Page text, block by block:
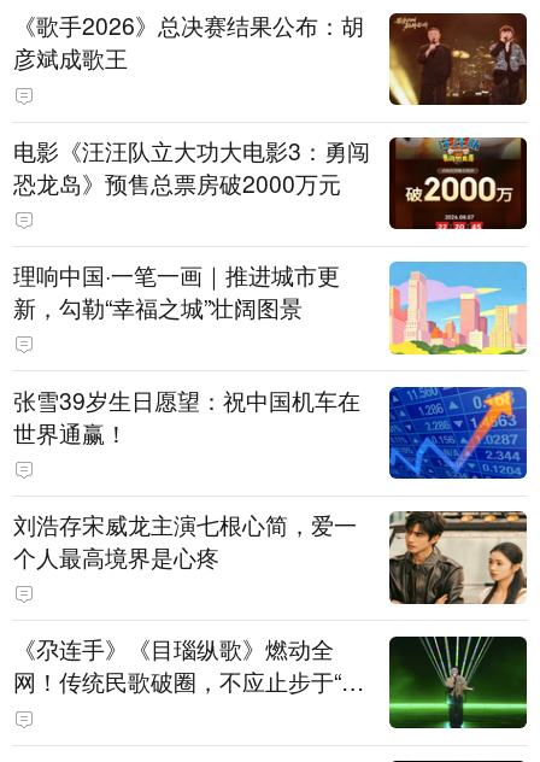
《歌手2026》总决赛结果公布：胡
彦斌成歌王
电影《汪汪队立大功大电影3：勇闯
恐龙岛》预售总票房破2000万元
理响中国·一笔一画｜推进城市更
新，勾勒“幸福之城”壮阔图景
张雪39岁生日愿望：祝中国机车在
世界通赢！
刘浩存宋威龙主演七根心简，爱一
个人最高境界是心疼
《尕连手》《目瑙纵歌》燃动全
网！传统民歌破圈，不应止步于“上
头”